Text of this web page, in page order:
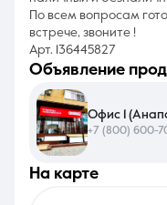
По всем вопросам
встрече, звоните !
Арт. 136445827
на карте
объявление
Офис 1
+7 (800) 600-